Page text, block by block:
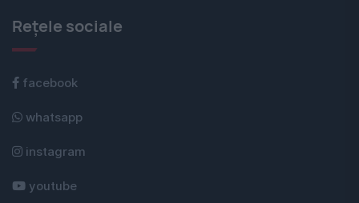
Rețele sociale
facebook
whatsapp
instagram
youtube